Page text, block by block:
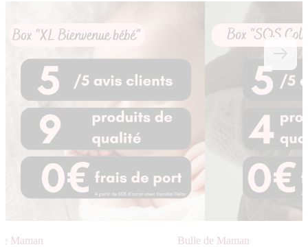
Maman Bulle de Maman